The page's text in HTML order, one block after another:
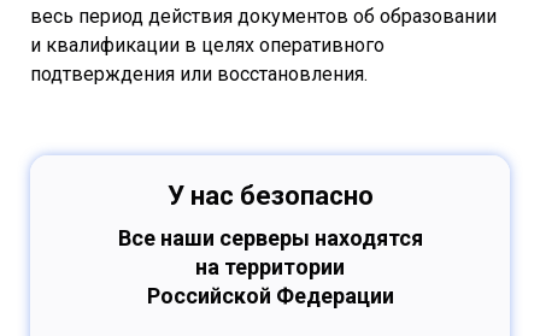
весь период действия документов об образовании
и квалификации в целях оперативного
подтверждения или восстановления.
У нас безопасно
Все наши серверы находятся
на территории
Российской Федерации